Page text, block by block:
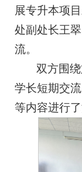
展专升本项
处副处长王
流。
双方围
学长短期交
等内容进行了